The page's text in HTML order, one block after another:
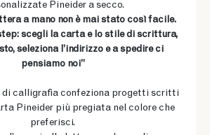
Pineider a secco.
a mano non è mai stato così facile.
scegli la carta e lo stile di scrittura,
seleziona l’indirizzo e a spedire ci
pensiamo noi”
di calligrafia confeziona progetti scritti
Pineider più pregiata nel colore che
preferisci.